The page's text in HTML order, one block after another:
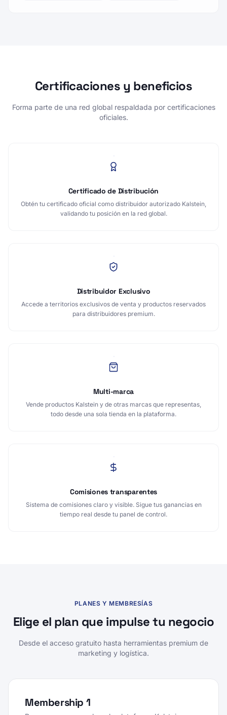
Certificaciones y beneficios
Forma parte de una red global respaldada por certificaciones
oficiales.
Certificado de Distribución
Obtén tu certificado oficial como distribuidor autorizado Kalstein,
validando tu posición en la red global.
Distribuidor Exclusivo
Accede a territorios exclusivos de venta y productos reservados
para distribuidores premium.
Multi-marca
Vende productos Kalstein y de otras marcas que representas,
todo desde una sola tienda en la plataforma.
Comisiones transparentes
Sistema de comisiones claro y visible. Sigue tus ganancias en
tiempo real desde tu panel de control.
PLANES Y MEMBRESÍAS
Elige el plan que impulse tu negocio
Desde el acceso gratuito hasta herramientas premium de
marketing y logística.
Membership 1